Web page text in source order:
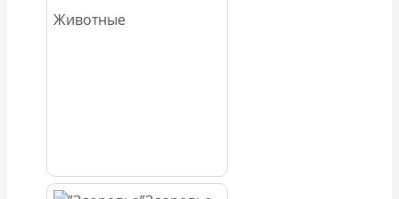
Животные